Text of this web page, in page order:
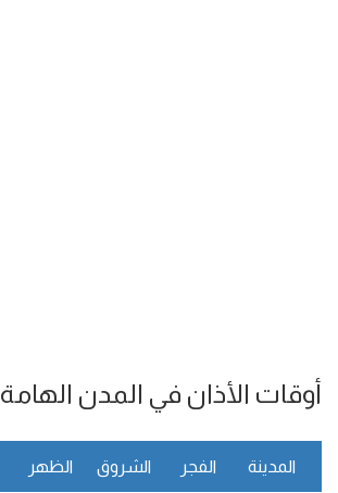
أوقات الأذان في المدن الهامة
المدينة الفجر الشروق الظهر